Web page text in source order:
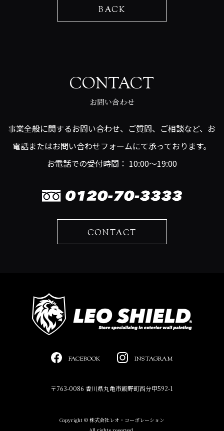
BACK
CONTACT
お問い合わせ
事業全般に関するお問い合わせ、ご質問、ご相談など、お
電話またはお問い合わせフォームにて承っております。
お電話での受付時間： 10:00～19:00
CONTACT
FACEBOOK INSTAGRAM
〒763-0086 香川県丸亀市飯野町西分甲592-1
Copyright © 株式会社レオ・コーポレーション